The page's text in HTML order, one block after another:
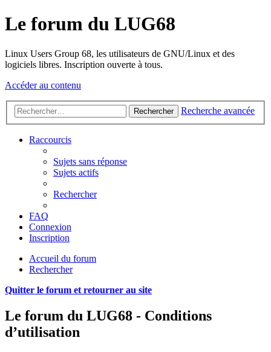
Le forum du LUG68
Linux Users Group 68, les utilisateurs de GNU/Linux et des
logiciels libres. Inscription ouverte à tous.
Accéder au contenu
Rechercher Recherche avancée
Raccourcis
Sujets sans réponse
Sujets actifs
Rechercher
FAQ
Connexion
Inscription
Accueil du forum
Rechercher
Quitter le forum et retourner au site
Le forum du LUG68 - Conditions
d’utilisation